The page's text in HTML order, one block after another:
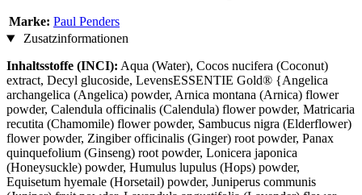
Marke: Paul Penders
Zusatzinformationen
Inhaltsstoffe (INCI): Aqua (Water), Cocos nucifera (Coconut)
extract, Decyl glucoside, LevensESSENTIE Gold® {Angelica
archangelica (Angelica) powder, Arnica montana (Arnica) flower
powder, Calendula officinalis (Calendula) flower powder, Matricaria
recutita (Chamomile) flower powder, Sambucus nigra (Elderflower)
flower powder, Zingiber officinalis (Ginger) root powder, Panax
quinquefolium (Ginseng) root powder, Lonicera japonica
(Honeysuckle) powder, Humulus lupulus (Hops) powder,
Equisetum hyemale (Horsetail) powder, Juniperus communis